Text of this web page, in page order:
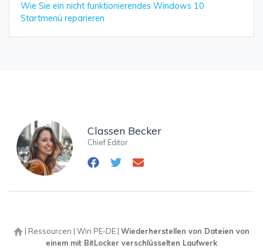
Wie Sie ein nicht funktionierendes Windows 10
Startmenü reparieren
Classen Becker
Chief Editor
| Ressourcen | Win PE-DE | Wiederherstellen von Dateien von
einem mit BitLocker verschlüsselten Laufwerk